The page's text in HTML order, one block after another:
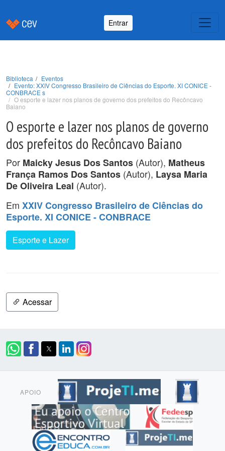
Entrar
Biblioteca
Eventos
Evento: XXIV Congresso Brasileiro de Ciências do Esporte. XI CONICE -
CONBRACE s
O esporte e lazer nos planos de governo dos prefeitos do Recôncavo
Baiano
O esporte e lazer nos planos de governo
dos prefeitos do Recôncavo Baiano
Por Maicky Jesus Dos Santos (Autor), Matheus
França Ramos Dos Santos (Autor), Laysa Maria
De Oliveira Leal (Autor).
Em XXIV Congresso Brasileiro de Ciências do
Esporte. XI CONICE - CONBRACE
Esporte e Lazer
Acessar
APOIO